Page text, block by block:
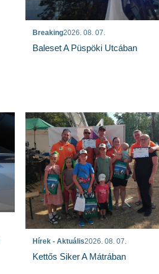
Breaking2026. 08. 07.
Baleset A Püspöki Utcában
Hírek - Aktuális2026. 08. 07.
Kettős Siker A Mátrában